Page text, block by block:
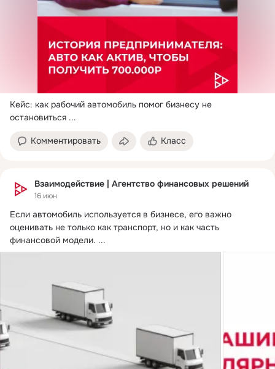
Кейс: как рабочий автомобиль помог бизнесу не
остановиться ...
Комментировать Класс
Взаимодействие | Агентство финансовых решений
16 июн
Если автомобиль используется в бизнесе, его важно
оценивать не только как транспорт, но и как часть
финансовой модели. ...